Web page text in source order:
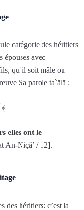
catégorie des héritiers
épouses avec
qu’il soit mâle ou
Sa parole ta`ālā :
﴿ فَإِن كَانَ لَكُمْ وَلَدٌ فَلَهُنَّ
elles ont le
An-Niçâ’ / 12].
des héritiers: c’est la